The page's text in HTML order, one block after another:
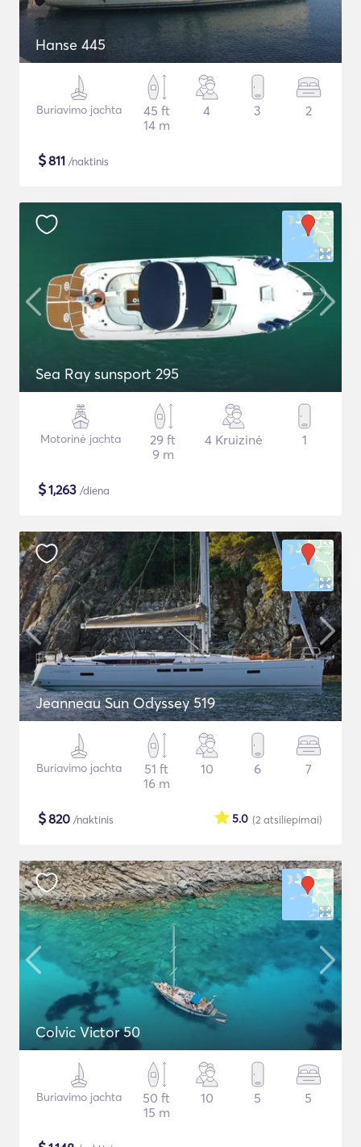
Hanse 445
Buriavimo jachta
45 ft
14 m
4 3 2
$811 /naktinis
Sea Ray sunsport 295
Motorinė jachta
29 ft
9 m
4 Kruizinė 1
$1,263 /diena
Jeanneau Sun Odyssey 519
Buriavimo jachta
51 ft
16 m
10 6 7
$820 /naktinis (2 atsiliepimai)
5.0
Colvic Victor 50
Buriavimo jachta
50 ft
15 m
10 5 5